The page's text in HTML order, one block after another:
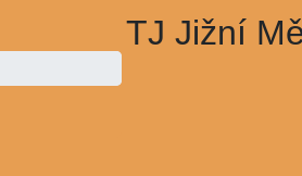
TJ Jižní